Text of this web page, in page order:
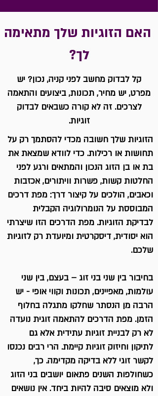
האם הזוגיות שלך מתאימה
לך?
קל לבדוק מחשב לפני קניה, נכון? יש
מפרט, יש מחיר, תכונות, ביצועים והתאמה
לצרכים. זה לא קורה כשבאים לבדוק
זוגיות.
הזוגיות שלך חשובה מכדי להסתמך רק על
תחושות או רכילות. כדי לוודא שמצאת את
בת או בן הזוג הנכון והמתאים ורגע לפני
החלטות קשות, פשרות וויתורים, אכזבות
וכאבים, הולכים על קיצור דרך: מפת דרכים
המבוססת על הנומרולוגיה הקבלית
לבדיקת הזוגיות. מפת הדרכים הזו שיצרתי
הוא יסודית, דיסקרטית ומיועדת רק לזוגיות
שלכם.
בחיבור בין שני בני זוג – בעצם, בין שני
עולמות, מאפיינים, תכונות וקווי אופי - יש
הרבה מן הנסתר שחלקו מתגלה בחלוף
הזמן. מפת הדרכים להתאמה זוגית נועדה
לא רק לבניית זוגיות עתידית אלא גם
לתיקון וחיזוק זוגיות קיימת. הרי רבים נכנסו
לקשר זוגי ללא בדיקה מקדימה. כך,
כשחולפות השנים פתאום יושבים בני הזוג
ולא מוצאים סיבה להיות ביחד. אין נושאים